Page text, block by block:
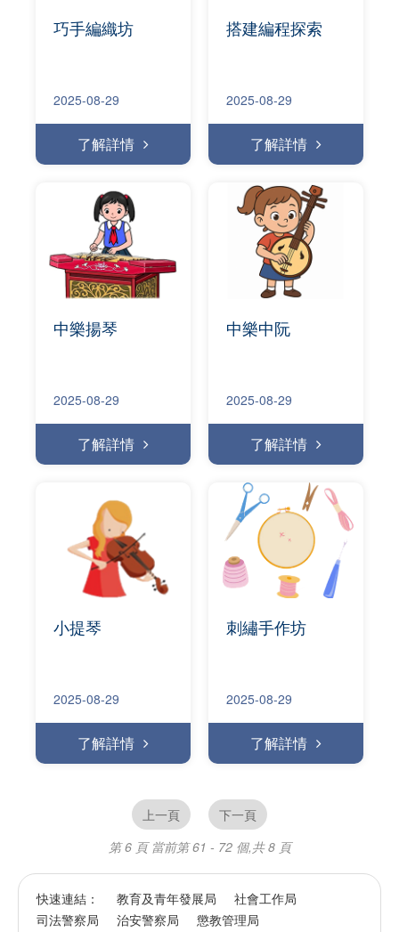
巧手編織坊
2025-08-29
了解詳情
搭建編程探索
2025-08-29
了解詳情
中樂揚琴
2025-08-29
了解詳情
中樂中阮
2025-08-29
了解詳情
小提琴
2025-08-29
了解詳情
刺繡手作坊
2025-08-29
了解詳情
上一頁
下一頁
第 6 頁 當前第 61 - 72 個,共 8 頁
快速連結： 教育及青年發展局
社會工作局
司法警察局
治安警察局 懲教管理局